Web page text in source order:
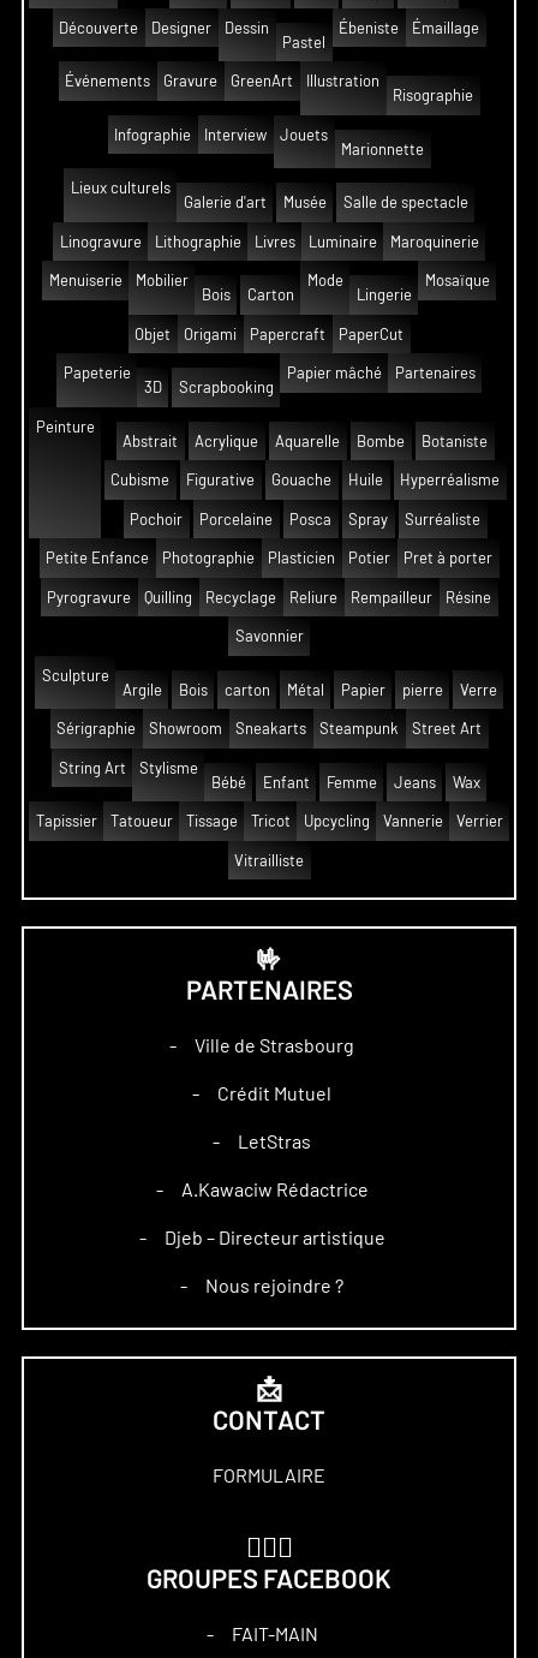
Découverte Designer
Dessin
Pastel
Ébeniste Émaillage
Événements Gravure GreenArt
Illustration
Risographie
Infographie Interview
Jouets
Marionnette
Lieux culturels
Galerie d'art
Musée Salle de spectacle
Linogravure Lithographie Livres Luminaire Maroquinerie
Menuiserie
Mobilier
Bois
Carton
Mode
Lingerie
Mosaïque
Objet Origami Papercraft PaperCut
Papeterie
3D
Scrapbooking
Papier mâché Partenaires
Peinture
Abstrait
Acrylique Aquarelle Bombe Botaniste
Cubisme Figurative Gouache Huile Hyperréalisme
Pochoir Porcelaine Posca Spray Surréaliste
Petite Enfance Photographie Plasticien Potier Pret à porter
Pyrogravure Quilling Recyclage Reliure Rempailleur Résine
Savonnier
Sculpture
Argile
Bois carton Métal Papier pierre Verre
Sérigraphie Showroom Sneakarts Steampunk Street Art
String Art
Stylisme
Bébé
Enfant Femme Jeans Wax
Tapissier Tatoueur Tissage Tricot Upcycling Vannerie Verrier
Vitrailliste
🤟
PARTENAIRES
– Ville de Strasbourg
– Crédit Mutuel
– LetStras
– A.Kawaciw Rédactrice
– Djeb – Directeur artistique
– Nous rejoindre ?
📩
CONTACT
FORMULAIRE
GROUPES FACEBOOK
– FAIT-MAIN